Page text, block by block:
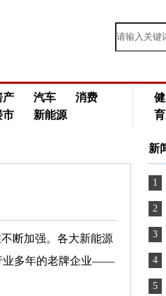
产 汽车
消费
市
新能源
断加强。各大新能源
业多年的老牌企业——
新